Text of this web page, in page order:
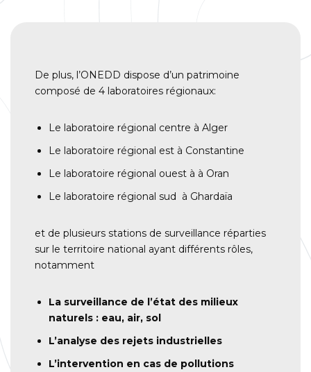
De plus, l’ONEDD dispose d’un patrimoine
composé de 4 laboratoires régionaux:
Le laboratoire régional centre à Alger
Le laboratoire régional est à Constantine
Le laboratoire régional ouest à à Oran
Le laboratoire régional sud à Ghardaïa
et de plusieurs stations de surveillance réparties
sur le territoire national ayant différents rôles,
notamment
La surveillance de l’état des milieux
naturels : eau, air, sol
L’analyse des rejets industrielles
L’intervention en cas de pollutions